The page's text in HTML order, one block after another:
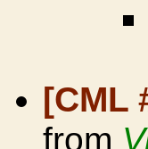
[CML
from